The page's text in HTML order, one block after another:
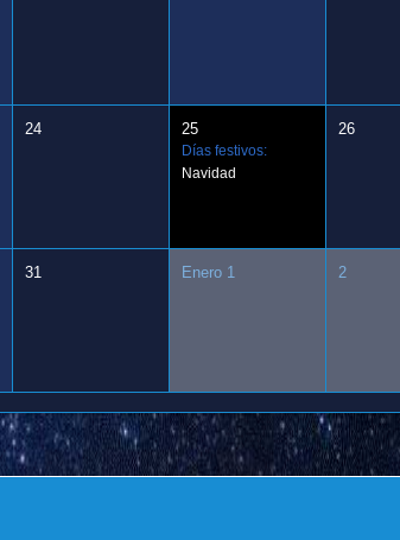
24 25
Días festivos:
Navidad
26
31 Enero 1 2